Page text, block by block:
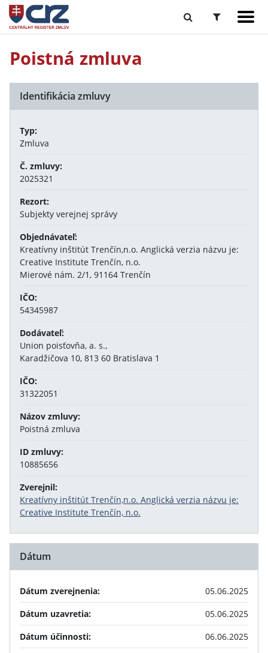
Poistná zmluva
Identifikácia zmluvy
Typ:
Zmluva
Č. zmluvy:
2025321
Rezort:
Subjekty verejnej správy
Objednávateľ:
Kreatívny inštitút Trenčín,n.o. Anglická verzia názvu je:
Creative Institute Trenčín, n.o.
Mierové nám. 2/1, 91164 Trenčín
IČO:
54345987
Dodávateľ:
Union poisťovňa, a. s.,
Karadžičova 10, 813 60 Bratislava 1
IČO:
31322051
Názov zmluvy:
Poistná zmluva
ID zmluvy:
10885656
Zverejnil:
Kreatívny inštitút Trenčín,n.o. Anglická verzia názvu je:
Creative Institute Trenčín, n.o.
Dátum
Dátum zverejnenia:
05.06.2025
Dátum uzavretia:
05.06.2025
Dátum účinnosti:
06.06.2025